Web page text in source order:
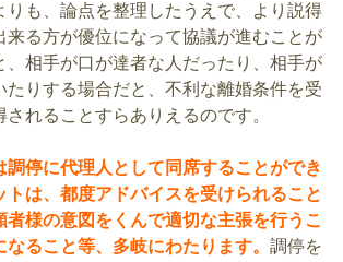
りも、論点を整理したうえで、より説得
来る方が優位になって協議が進むことが
、相手が口が達者な人だったり、相手が
たりする場合だと、不利な離婚条件を受
れることすらありえるのです。
調停に代理人として同席することができ
トは、都度アドバイスを受けられること
者様の意図をくんで適切な主張を行うこ
なること等、多岐にわたります。調停を